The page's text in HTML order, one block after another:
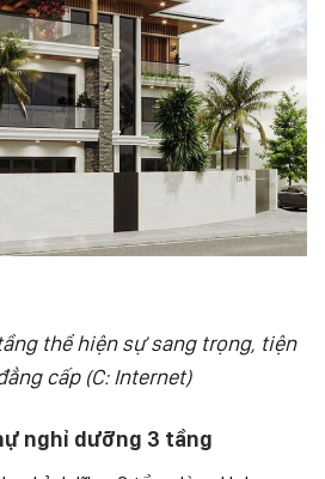
thể hiện sự sang trọng, tiện
cấp (C: Internet)
nghỉ dưỡng 3 tầng